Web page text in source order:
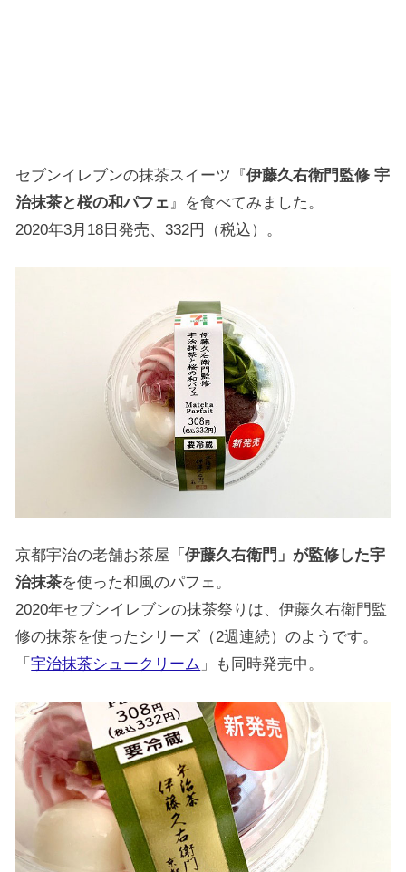
セブンイレブンの抹茶スイーツ『伊藤久右衛門監修 宇
治抹茶と桜の和パフェ 』を食べてみました。
2020年3月18日発売、332円（税込）。
京都宇治の老舗お茶屋 「伊藤久右衛門」が監修した宇
治抹茶を使った和風のパフェ。
2020年セブンイレブンの抹茶祭りは、伊藤久右衛門監
修の抹茶を使ったシリーズ（2週連続）のようです。
「宇治抹茶シュークリーム 」も同時発売中。